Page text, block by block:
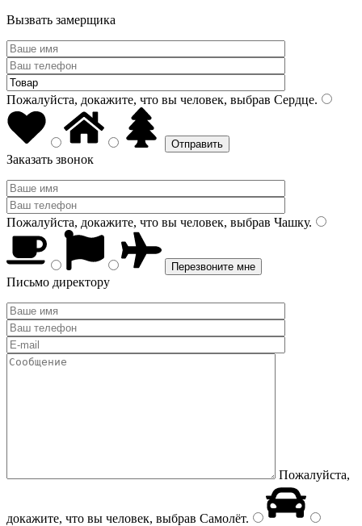
Вызвать замерщика
Пожалуйста, докажите, что вы человек, выбрав Сердце.
Заказать звонок
Пожалуйста, докажите, что вы человек, выбрав Чашку.
Письмо директору
Пожалуйста,
докажите, что вы человек, выбрав Самолёт.